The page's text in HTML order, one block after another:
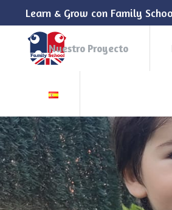
Learn & Grow con Family
Nuestro Proyecto